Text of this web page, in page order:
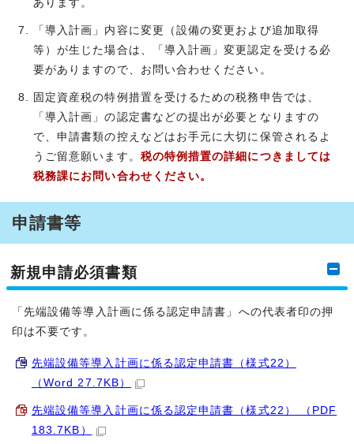
あります。
「導入計画」内容に変更（設備の変更および追加取得
等）が生じた場合は、「導入計画」変更認定を受ける必
要がありますので、お問い合わせください。
固定資産税の特例措置を受けるための税務申告では、
「導入計画」の認定書などの提出が必要となりますの
で、申請書類の控えなどはお手元に大切に保管されるよ
うご留意願います。 税の特例措置の詳細につきましては
税務課にお問い合わせください。
申請書等
新規申請必須書類
「先端設備等導入計画に係る認定申請書」への代表者印の押
印は不要です。
先端設備等導入計画に係る認定申請書（様式22）
（Word 27.7KB）
先端設備等導入計画に係る認定申請書（様式22） （PDF
183.7KB）